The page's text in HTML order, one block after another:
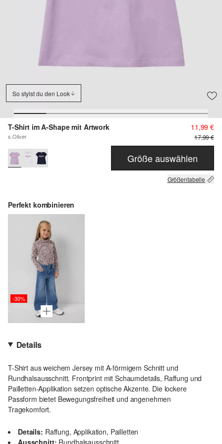
So stylst du den Look
T-Shirt im A-Shape mit Artwork
s.Oliver
11,99 €
17,99 €
Größe auswählen
Größentabelle
Perfekt kombinieren
-30%
Details
T-Shirt aus weichem Jersey mit A-förmigem Schnitt und
Rundhalsausschnitt. Frontprint mit Schaumdetails, Raffung und
Pailletten-Applikation setzen optische Akzente. Die lockere
Passform bietet Bewegungsfreiheit und angenehmen
Tragekomfort.
Details: Raffung, Applikation, Pailletten
Ausschnitt: Rundhalsausschnitt